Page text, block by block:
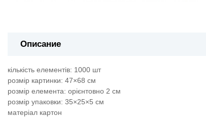
Описание
кількість елементів: 1000 шт
розмір картинки: 47×68 см
розмір елемента: орієнтовно 2 см
розмір упаковки: 35×25×5 см
матеріал картон